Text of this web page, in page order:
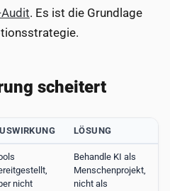
. Es ist die Grundlage
scheitert
LÖSUNG
nicht
Behandle KI als
Menschenprojekt,
nicht als